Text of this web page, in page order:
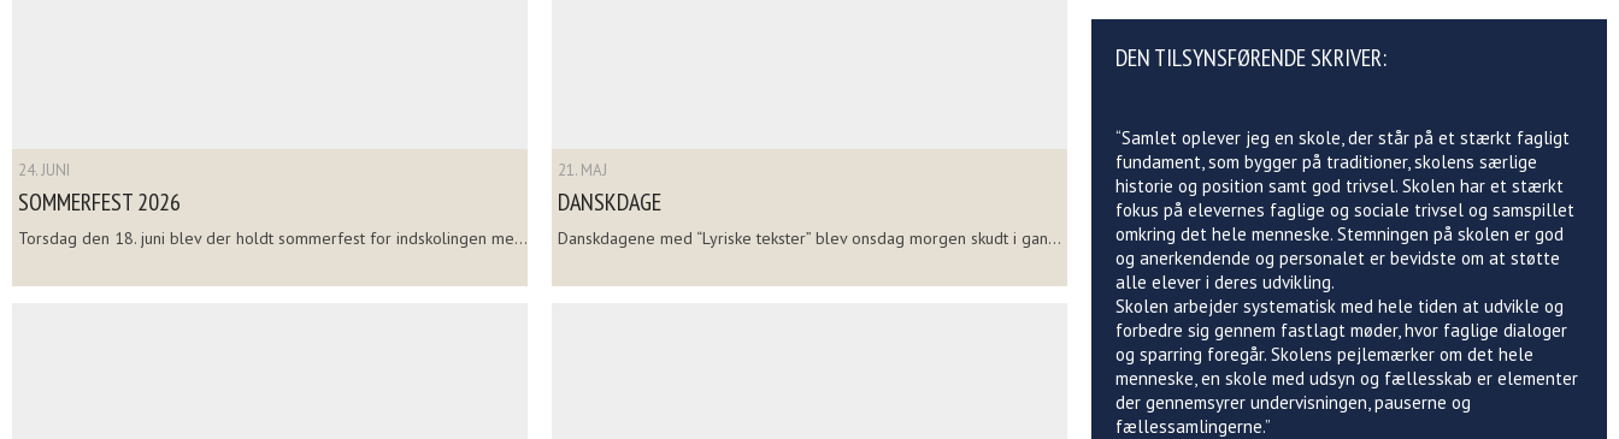
24. JUNI
SOMMERFEST 2026
Torsdag den 18. juni blev der holdt sommerfest for indskolingen me...
21. MAJ
DANSKDAGE
Danskdagene med “Lyriske tekster” blev onsdag morgen skudt i gan...
DEN TILSYNSFØRENDE SKRIVER:
“Samlet oplever jeg en skole, der står på et stærkt fagligt
fundament, som bygger på traditioner, skolens særlige
historie og position samt god trivsel. Skolen har et stærkt
fokus på elevernes faglige og sociale trivsel og samspillet
omkring det hele menneske. Stemningen på skolen er god
og anerkendende og personalet er bevidste om at støtte
alle elever i deres udvikling.
Skolen arbejder systematisk med hele tiden at udvikle og
forbedre sig gennem fastlagt møder, hvor faglige dialoger
og sparring foregår. Skolens pejlemærker om det hele
menneske, en skole med udsyn og fællesskab er elementer
der gennemsyrer undervisningen, pauserne og
fællessamlingerne.”